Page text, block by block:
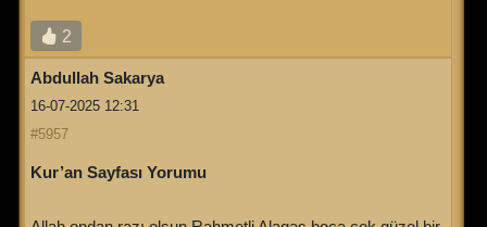
2
Abdullah Sakarya
16-07-2025 12:31
#5957
Kur’an Sayfası Yorumu